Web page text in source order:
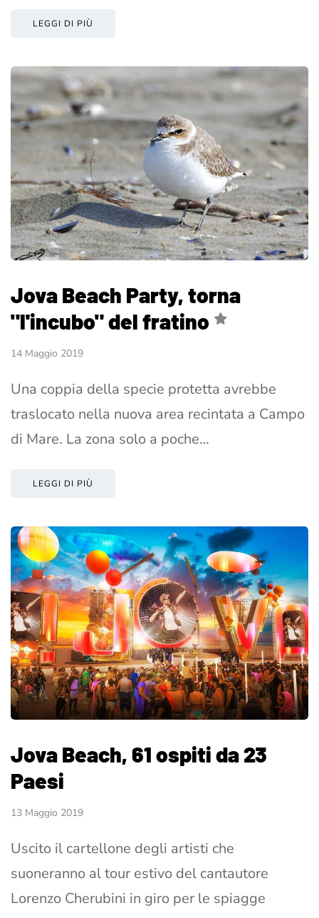
LEGGI DI PIÙ
Jova Beach Party, torna
"l'incubo" del fratino
14 Maggio 2019
Una coppia della specie protetta avrebbe
traslocato nella nuova area recintata a Campo
di Mare. La zona solo a poche…
LEGGI DI PIÙ
Jova Beach, 61 ospiti da 23
Paesi
13 Maggio 2019
Uscito il cartellone degli artisti che
suoneranno al tour estivo del cantautore
Lorenzo Cherubini in giro per le spiagge